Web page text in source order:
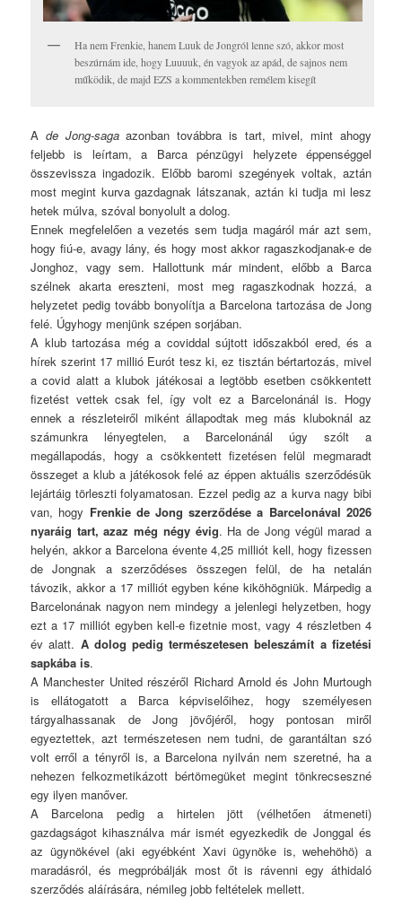
Ha nem Frenkie, hanem Luuk de Jongról lenne szó, akkor most
beszúrnám ide, hogy Luuuuk, én vagyok az apád, de sajnos nem
működik, de majd EZS a kommentekben remélem kisegít
A de Jong-sagaazonban továbbra is tart, mivel, mint ahogy
feljebb is leírtam, a Barca pénzügyi helyzete éppenséggel
összevissza ingadozik. Előbb baromi szegények voltak, aztán
most megint kurva gazdagnak látszanak, aztán ki tudja mi lesz
hetek múlva, szóval bonyolult a dolog.
Ennek megfelelően a vezetés sem tudja magáról már azt sem,
hogy fiú-e, avagy lány, és hogy most akkor ragaszkodjanak-e de
Jonghoz, vagy sem. Hallottunk már mindent, előbb a Barca
szélnek akarta ereszteni, most meg ragaszkodnak hozzá, a
helyzetet pedig tovább bonyolítja a Barcelona tartozása de Jong
felé. Úgyhogy menjünk szépen sorjában.
A klub tartozása még a coviddal sújtott időszakból ered, és a
hírek szerint 17 millió Eurót tesz ki, ez tisztán bértartozás, mivel
a covid alatt a klubok játékosai a legtöbb esetben csökkentett
fizetést vettek csak fel, így volt ez a Barcelonánál is. Hogy
ennek a részleteiről miként állapodtak meg más kluboknál az
számunkra lényegtelen, a Barcelonánál úgy szólt a
megállapodás, hogy a csökkentett fizetésen felül megmaradt
összeget a klub a játékosok felé az éppen aktuális szerződésük
lejártáig törleszti folyamatosan. Ezzel pedig az a kurva nagy bibi
van, hogy Frenkie de Jong szerződése a Barcelonával 2026
nyaráig tart, azaz még négy évig. Ha de Jong végül marad a
helyén, akkor a Barcelona évente 4,25 milliót kell, hogy fizessen
de Jongnak a szerződéses összegen felül, de ha netalán
távozik, akkor a 17 milliót egyben kéne kiköhögniük. Márpedig a
Barcelonának nagyon nem mindegy a jelenlegi helyzetben, hogy
ezt a 17 milliót egyben kell-e fizetnie most, vagy 4 részletben 4
év alatt. A dolog pedig természetesen beleszámít a fizetési
sapkába is.
A Manchester United részéről Richard Arnold és John Murtough
is ellátogatott a Barca képviselőihez, hogy személyesen
tárgyalhassanak de Jong jövőjéről, hogy pontosan miről
egyeztettek, azt természetesen nem tudni, de garantáltan szó
volt erről a tényről is, a Barcelona nyilván nem szeretné, ha a
nehezen felkozmetikázott bértömegüket megint tönkrecseszné
egy ilyen manőver.
A Barcelona pedig a hirtelen jött (vélhetően átmeneti)
gazdagságot kihasználva már ismét egyezkedik de Jonggal és
az ügynökével (aki egyébként Xavi ügynöke is, wehehöhö) a
maradásról, és megpróbálják most őt is rávenni egy áthidaló
szerződés aláírására, némileg jobb feltételek mellett.